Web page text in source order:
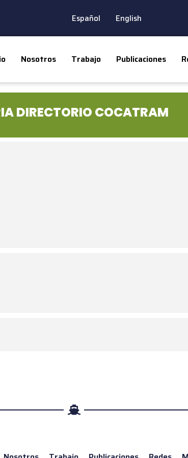
Español English
Nosotros Trabajo Publicaciones
DIRECTORIO COCATRAM